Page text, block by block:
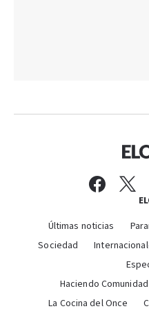
Últimas noticias
Sociedad
Haciendo Comunidad
La Cocina del Once